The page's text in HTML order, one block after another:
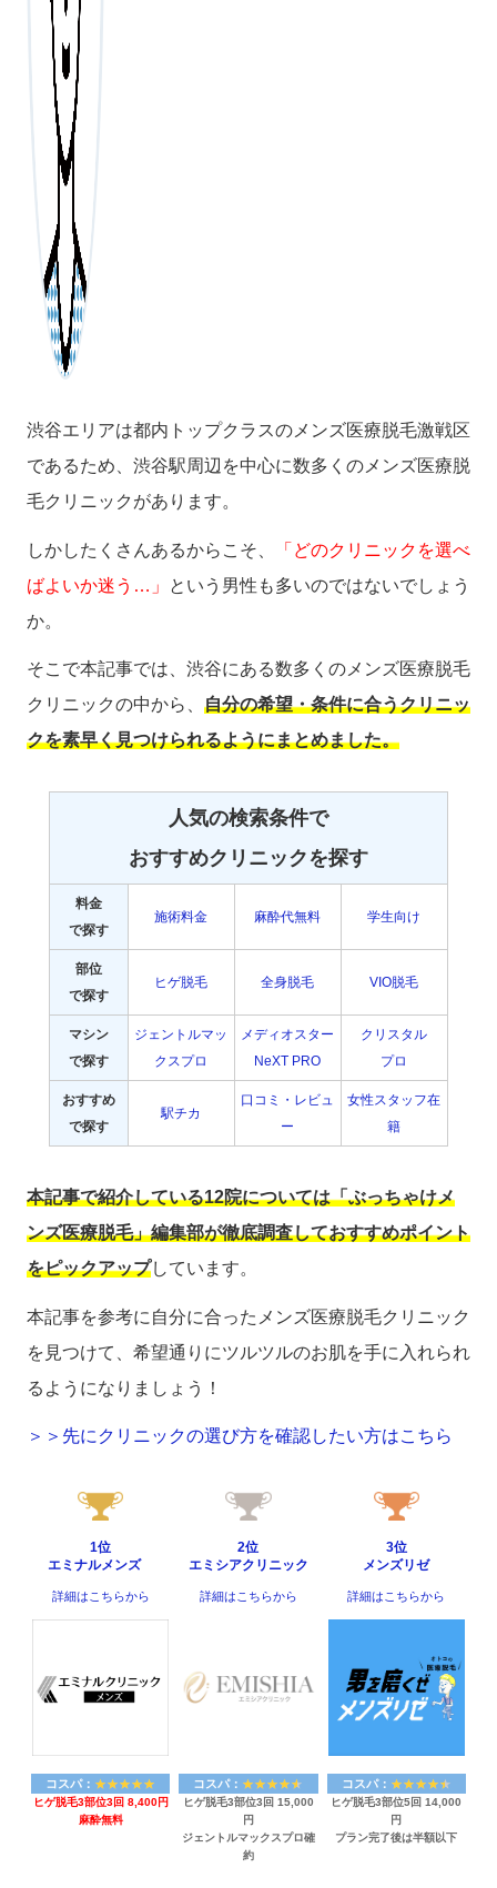
渋谷エリアは都内トップクラスのメンズ医療脱毛激戦区
であるため、渋谷駅周辺を中心に数多くのメンズ医療脱
毛クリニックがあります。
しかしたくさんあるからこそ、
「どのクリニックを選べ
ばよいか迷う…」
という男性も多いのではないでしょう
か。
そこで本記事では、渋谷にある数多くのメンズ医療脱毛
クリニックの中から、 自分の希望・条件に合うクリニッ
クを素早く見つけられるようにまとめました。
人気の検索条件で
おすすめクリニックを探す
料金
で探す
施術料金 麻酔代無料 学生向け
部位
で探す
ヒゲ脱毛 全身脱毛 VIO脱毛
マシン
で探す
ジェントルマッ
クスプロ
メディオスター
NeXT PRO
クリスタル
プロ
おすすめ
で探す
駅チカ
口コミ・レビュ
ー
女性スタッフ在
籍
本記事で紹介している12院については「ぶっちゃけメ
ンズ医療脱毛」編集部が徹底調査しておすすめポイント
をピックアップしています。
本記事を参考に自分に合ったメンズ医療脱毛クリニック
を見つけて、希望通りにツルツルのお肌を手に入れられ
るようになりましょう！
＞＞先にクリニックの選び方を確認したい方はこちら
1位
エミナルメンズ
詳細はこちらから
コスパ：
ヒゲ脱毛3部位3回 8,400円
麻酔無料
2位
エミシアクリニック
詳細はこちらから
コスパ：
ヒゲ脱毛3部位3回 15,000
円
ジェントルマックスプロ確
約
3位
メンズリゼ
詳細はこちらから
コスパ：
ヒゲ脱毛3部位5回 14,000
円
プラン完了後は半額以下